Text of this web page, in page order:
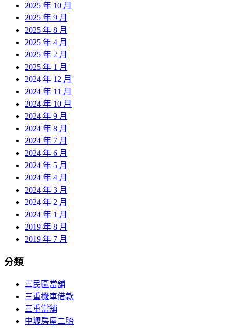
2025 年 10 月
2025 年 9 月
2025 年 8 月
2025 年 4 月
2025 年 2 月
2025 年 1 月
2024 年 12 月
2024 年 11 月
2024 年 10 月
2024 年 9 月
2024 年 8 月
2024 年 7 月
2024 年 6 月
2024 年 5 月
2024 年 4 月
2024 年 3 月
2024 年 2 月
2024 年 1 月
2019 年 8 月
2019 年 7 月
分類
三民區當舖
三重機車借款
三重當舖
中壢房屋二胎